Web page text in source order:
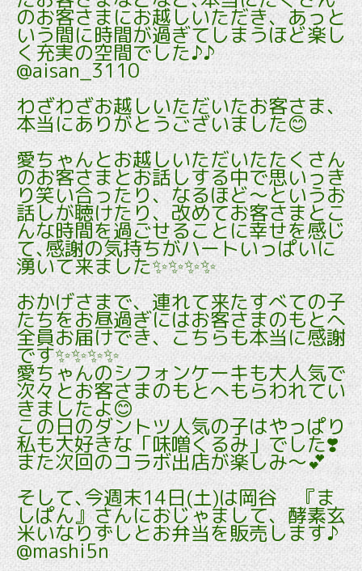
のお客さまにお越しいただき、あっと
いう間に時間が過ぎてしまうほど楽し
く充実の空間でした♪♪
@aisan_3110
わざわざお越しいただいたお客さま、
本当にありがとうございました😊
愛ちゃんとお越しいただいたたくさん
のお客さまとお話しする中で思いっき
り笑い合ったり、なるほど～というお
話しが聴けたり、改めてお客さまとこ
んな時間を過ごせることに幸せを感じ
て､感謝の気持ちがハートいっぱいに
湧いて来ました✨✨✨✨
おかげさまで、連れて来たすべての子
たちをお昼過ぎにはお客さまのもとへ
全員お届けでき、こちらも本当に感謝
です✨✨✨✨
愛ちゃんのシフォンケーキも大人気で
次々とお客さまのもとへもらわれてい
きましたよ😊
この日のダントツ人気の子はやっぱり
私も大好きな「味噌くるみ」でした❣️
また次回のコラボ出店が楽しみ～💕
そして､今週末14日(土)は岡谷 『ま
しぱん』さんにおじゃまして、酵素玄
米いなりずしとお弁当を販売します♪
@mashi5n